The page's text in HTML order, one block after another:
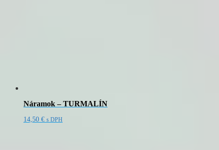
Náramok – TURMALÍN
14,50 € s DPH